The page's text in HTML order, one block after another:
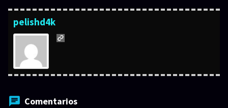
pelishd4k
Comentarios